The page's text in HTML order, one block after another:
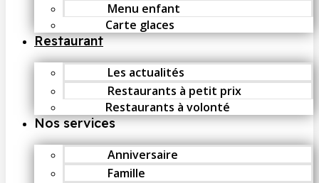
Menu enfant
Carte glaces
Restaurant
Les actualités
Restaurants à petit prix
Restaurants à volonté
Nos services
Anniversaire
Famille